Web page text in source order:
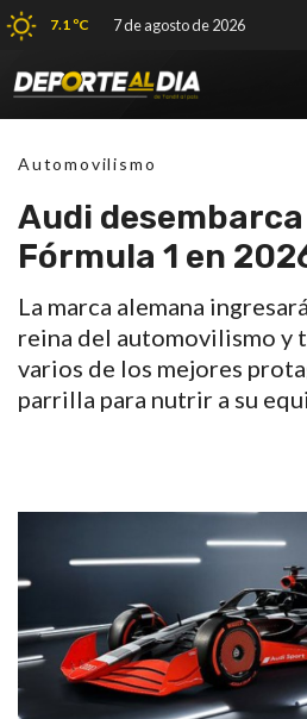
7.1 ºC 7 de agosto de 2026
Automovilismo
Audi desembarca
Fórmula 1 en
La marca alemana
reina del automovilismo y
varios de los mejores
parrilla para nutrir a su